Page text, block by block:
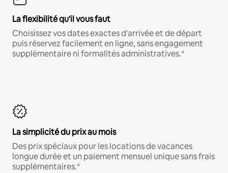
La flexibilité qu'il vous faut
Choisissez vos dates exactes d'arrivée et de départ
puis réservez facilement en ligne, sans engagement
supplémentaire ni formalités administratives.*
La simplicité du prix au mois
Des prix spéciaux pour les locations de vacances
longue durée et un paiement mensuel unique sans frais
supplémentaires.*